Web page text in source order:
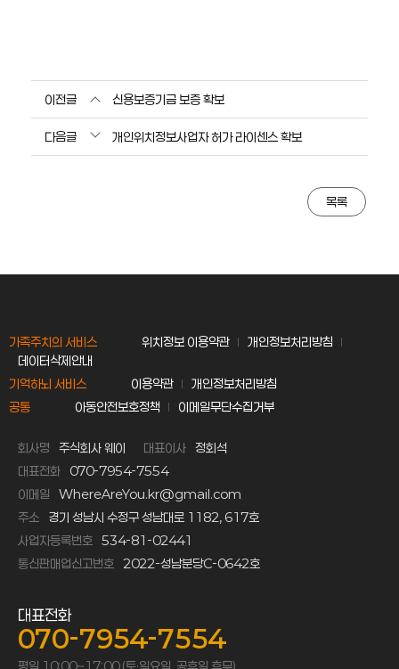
이전글 신용보증기금 보증 확보
다음글 개인위치정보사업자 허가 라이센스 확보
목록
가족주치의 서비스 위치정보 이용약관
개인정보처리방침
데이터삭제안내
기억하뇌 서비스
이용약관
개인정보처리방침
공통
아동안전보호정책 이메일무단수집거부
회사명 주식회사 웨이 대표이사 정회석
대표전화
070-7954-7554
이메일
WhereAreYou.kr@gmail.com
주소
경기 성남시 수정구 성남대로 1182, 617호
사업자등록번호 534-81-02441
통신판매업신고번호 2022-성남분당C-0642호
대표전화
070-7954-7554
평일 10:00~17:00 (토·일요일, 공휴일 휴무)